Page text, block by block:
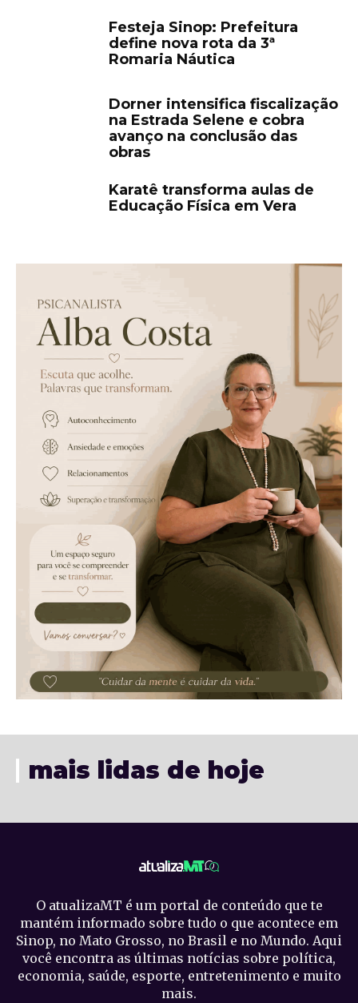
Festeja Sinop: Prefeitura
define nova rota da 3ª
Romaria Náutica
Dorner intensifica fiscalização
na Estrada Selene e cobra
avanço na conclusão das
obras
Karatê transforma aulas de
Educação Física em Vera
mais lidas de hoje
O atualizaMT é um portal de conteúdo que te
mantém informado sobre tudo o que acontece em
Sinop, no Mato Grosso, no Brasil e no Mundo. Aqui
você encontra as últimas notícias sobre política,
economia, saúde, esporte, entretenimento e muito
mais.